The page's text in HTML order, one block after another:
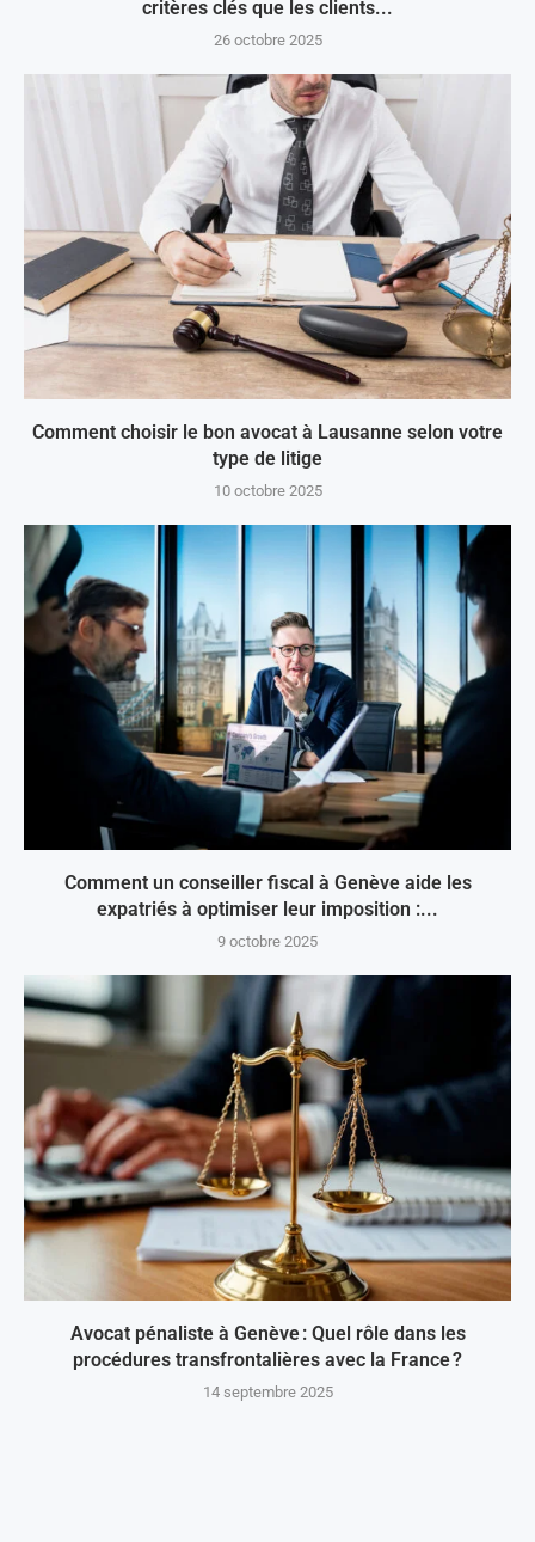
critères clés que les clients...
26 octobre 2025
Comment choisir le bon avocat à Lausanne selon votre
type de litige
10 octobre 2025
Comment un conseiller fiscal à Genève aide les
expatriés à optimiser leur imposition :...
9 octobre 2025
Avocat pénaliste à Genève : Quel rôle dans les
procédures transfrontalières avec la France ?
14 septembre 2025